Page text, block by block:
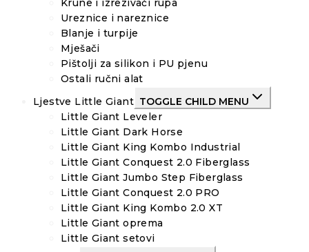
Krune i izrezivači rupa
Ureznice i nareznice
Blanje i turpije
Mješači
Pištolji za silikon i PU pjenu
Ostali ručni alat
Ljestve Little Giant TOGGLE CHILD MENU
Little Giant Leveler
Little Giant Dark Horse
Little Giant King Kombo Industrial
Little Giant Conquest 2.0 Fiberglass
Little Giant Jumbo Step Fiberglass
Little Giant Conquest 2.0 PRO
Little Giant King Kombo 2.0 XT
Little Giant oprema
Little Giant setovi